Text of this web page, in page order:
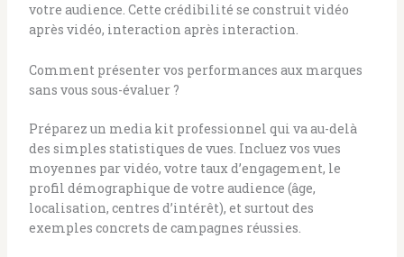
votre audience. Cette crédibilité se construit vidéo
après vidéo, interaction après interaction.
Comment présenter vos performances aux marques
sans vous sous-évaluer ?
Préparez un media kit professionnel qui va au-delà
des simples statistiques de vues. Incluez vos vues
moyennes par vidéo, votre taux d’engagement, le
profil démographique de votre audience (âge,
localisation, centres d’intérêt), et surtout des
exemples concrets de campagnes réussies.